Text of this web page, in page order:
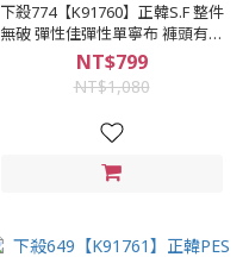
下殺774【K91760】正韓S.F 整件
無破 彈性佳彈性單寧布 褲頭有彈
性 藍白刷 彈性牛仔長褲
NT$799
NT$1,080